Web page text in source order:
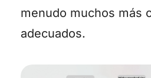
menudo muchos más
adecuados.